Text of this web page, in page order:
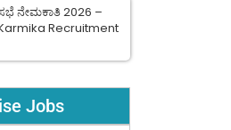
ನೇಮಕಾತಿ 2026 –
Recruitment
Jobs